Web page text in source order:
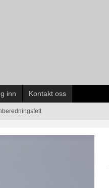
inn Kontakt oss